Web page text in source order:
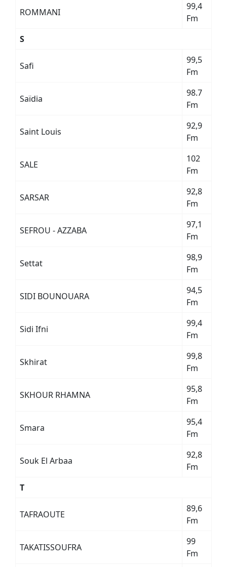
ROMMANI
99,4
Fm
S
Safi
99,5
Fm
Saïdia
98.7
Fm
Saint Louis
92,9
Fm
SALE
102
Fm
SARSAR
92,8
Fm
SEFROU - AZZABA
97,1
Fm
Settat
98,9
Fm
SIDI BOUNOUARA
94,5
Fm
Sidi Ifni
99,4
Fm
Skhirat
99,8
Fm
SKHOUR RHAMNA
95,8
Fm
Smara
95,4
Fm
Souk El Arbaa
92,8
Fm
T
TAFRAOUTE
89,6
Fm
TAKATISSOUFRA
99
Fm